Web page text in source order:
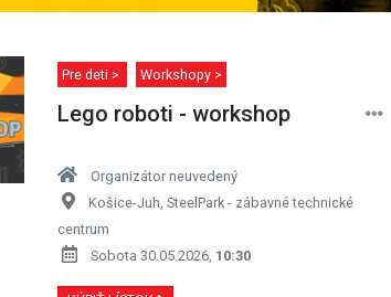
Pre deti > Workshopy >
Lego roboti - workshop
Organizátor neuvedený
Košice-Juh, SteelPark - zábavné technické
centrum
Sobota 30.05.2026, 10:30